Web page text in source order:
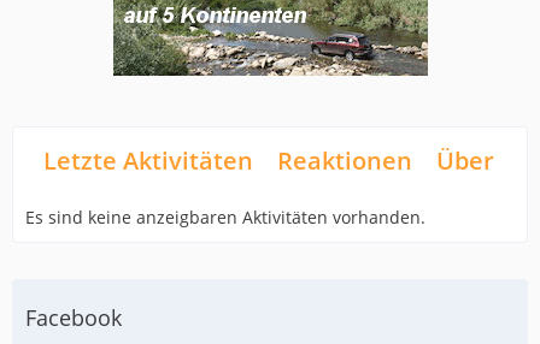
Letzte Aktivitäten Reaktionen Über
Es sind keine anzeigbaren Aktivitäten vorhanden.
Facebook